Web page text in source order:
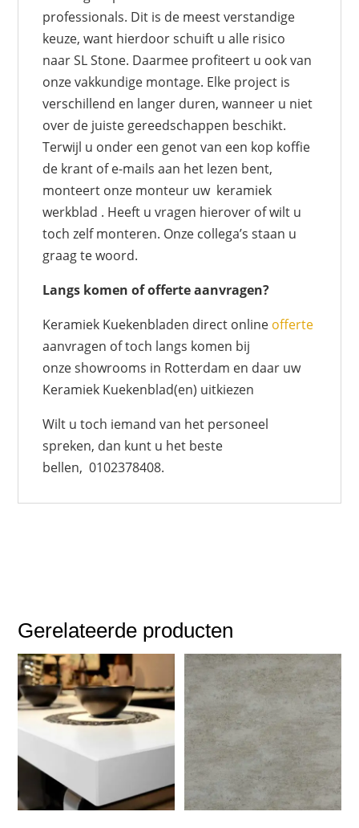
professionals. Dit is de meest verstandige
keuze, want hierdoor schuift u alle risico
naar SL Stone. Daarmee profiteert u ook van
onze vakkundige montage. Elke project is
verschillend en langer duren, wanneer u niet
over de juiste gereedschappen beschikt.
Terwijl u onder een genot van een kop koffie
de krant of e-mails aan het lezen bent,
monteert onze monteur uw keramiek
werkblad . Heeft u vragen hierover of wilt u
toch zelf monteren. Onze collega’s staan u
graag te woord.
Langs komen of offerte aanvragen?
Keramiek Kuekenbladen direct online offerte
aanvragen of toch langs komen bij
onze showrooms in Rotterdam en daar uw
Keramiek Kuekenblad(en) uitkiezen
Wilt u toch iemand van het personeel
spreken, dan kunt u het beste
bellen, 0102378408.
Gerelateerde producten